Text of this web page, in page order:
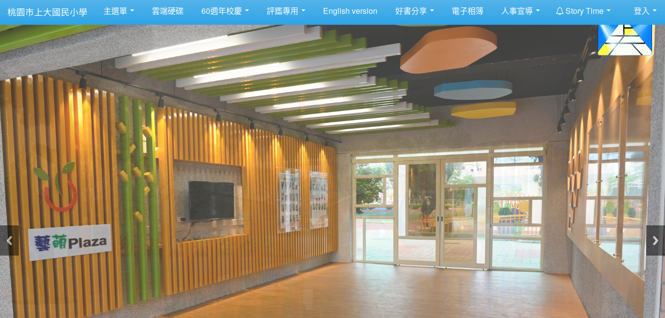
桃園市上大國民小學 主選單 雲端硬碟 60週年校慶 評鑑專用 English version 好書分享 電子相簿 人事宣導 Story Time 登入